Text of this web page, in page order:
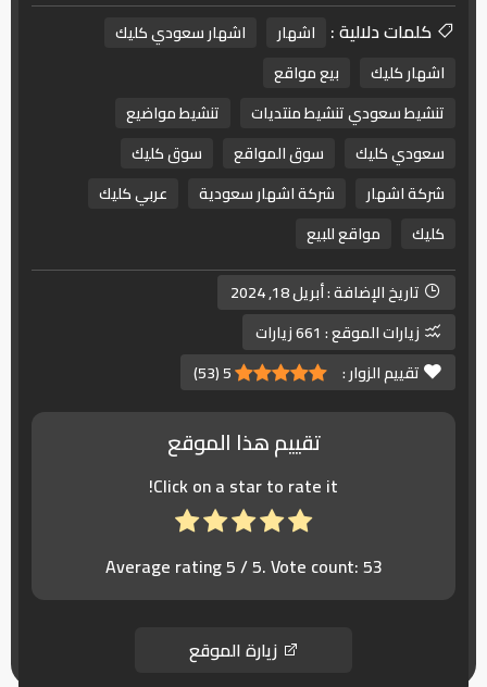
كلمات دلالية :
اشهار
اشهار سعودي كليك
اشهار كليك
بيع مواقع
تنشيط سعودي تنشيط منتديات
تنشيط مواضيع
سعودي كليك
سوق المواقع
سوق كليك
شركة اشهار
شركة اشهار سعودية
عربي كليك
كليك
مواقع للبيع
تاريخ الإضافة :أبريل 18, 2024
زيارات الموقع : 661 زيارات
تقييم الزوار :
5
(
53
)
تقييم هذا الموقع
Click on a star to rate it!
Average rating5/ 5. Vote count:53
زيارة الموقع